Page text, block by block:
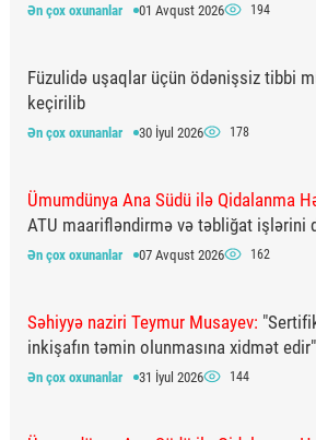
Ən çox oxunanlar 01 Avqust 2026 194
Füzulidə uşaqlar üçün ödənişsiz tibbi
keçirilib
Ən çox oxunanlar 30 İyul 2026 178
Ümumdünya Ana Südü ilə Qidalanma
Ən çox oxunanlar 07 Avqust 2026 162
Səhiyyə naziri Teymur Musayev:
inkişafın təmin olunmasına xidmət edir"
Ən çox oxunanlar 31 İyul 2026 144